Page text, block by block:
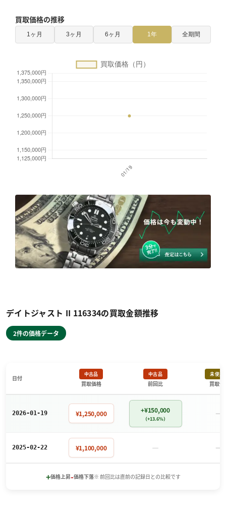
買取価格の推移
1ヶ月 3ヶ月 6ヶ月 1年 全期間
デイトジャスト II 116334の買取金額推移
2件の価格データ
日付
中古品
買取価格
中古品
前回比
未使用
買取価
2026-01-19 ¥1,250,000 +¥150,000
（+13.6%） －
2025-02-22 ¥1,100,000 － －
+価格上昇-価格下落※ 前回比は直前の記録日との比較です